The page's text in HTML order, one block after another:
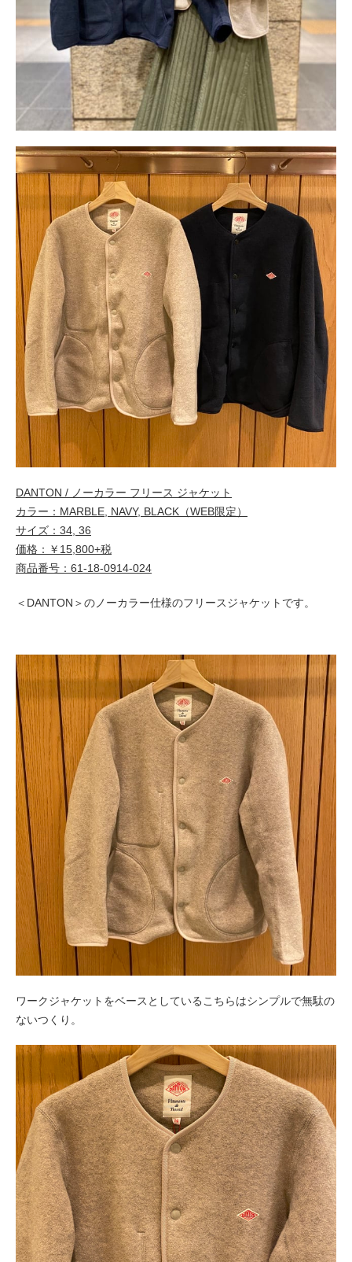
DANTON / ノーカラー フリース ジャケット
カラー：MARBLE, NAVY, BLACK（WEB限定）
サイズ：34, 36
価格：￥15,800+税
商品番号：61-18-0914-024
＜DANTON＞のノーカラー仕様のフリースジャケットです。
ワークジャケットをベースとしているこちらはシンプルで無駄の
ないつくり。